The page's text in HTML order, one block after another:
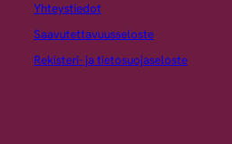
Yhteystiedot
Saavutettavuusseloste
Rekisteri- ja tietosuojaseloste